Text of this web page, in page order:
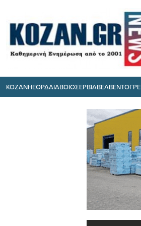
ΚΟΖΑΝΗΕΟΡΔΑΙΑΒΟΙΟΣΕΡΒΙΑΒΕΛΒΕΝΤΟ